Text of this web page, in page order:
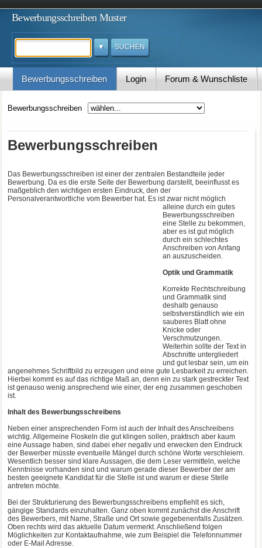
Bewerbungsschreiben Muster
Suchen
Bewerbungsschreiben Login Forum & Wunschliste
Bewerbungsschreiben
Bewerbungsschreiben
Das Bewerbungsschreiben ist einer der zentralen Bestandteile jeder
Bewerbung. Da es die erste Seite der Bewerbung darstellt, beeinflusst es
maßgeblich den wichtigen ersten Eindruck, den der
Personalverantwortliche vom Bewerber hat. Es ist zwar nicht möglich
alleine durch ein gutes
Bewerbungsschreiben
eine Stelle zu bekommen,
aber es ist gut möglich
durch ein schlechtes
Anschreiben von Anfang
an auszuscheiden.
Optik und Grammatik
Korrekte Rechtschreibung
und Grammatik sind
deshalb genauso
selbstverständlich wie ein
sauberes Blatt ohne
Knicke oder
Verschmutzungen.
Weiterhin sollte der Text in
Abschnitte untergliedert
und gut lesbar sein, um ein
angenehmes Schriftbild zu erzeugen und eine gute Lesbarkeit zu erreichen.
Hierbei kommt es auf das richtige Maß an, denn ein zu stark gestreckter Text
ist genauso wenig ansprechend wie einer, der eng zusammen geschoben
ist.
Inhalt des Bewerbungsschreibens
Neben einer ansprechenden Form ist auch der Inhalt des Anschreibens
wichtig. Allgemeine Floskeln die gut klingen sollen, praktisch aber kaum
eine Aussage haben, sind dabei eher negativ und erwecken den Eindruck
der Bewerber müsste eventuelle Mängel durch schöne Worte verschleiern.
Wesentlich besser sind klare Aussagen, die dem Leser vermitteln, welche
Kenntnisse vorhanden sind und warum gerade dieser Bewerber der am
besten geeignete Kandidat für die Stelle ist und warum er diese Stelle
antreten möchte.
Bei der Strukturierung des Bewerbungsschreibens empfiehlt es sich,
gängige Standards einzuhalten. Ganz oben kommt zunächst die Anschrift
des Bewerbers, mit Name, Straße und Ort sowie gegebenenfalls Zusätzen.
Oben rechts wird das aktuelle Datum vermerkt. Anschließend folgen
Möglichkeiten zur Kontaktaufnahme, wie zum Beispiel die Telefonnummer
oder E-Mail Adresse.